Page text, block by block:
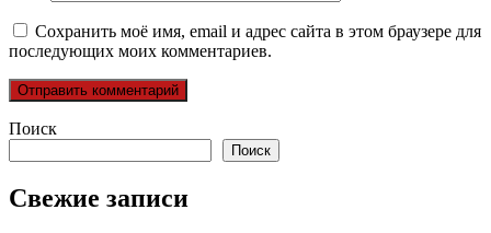
Сохранить моё имя, email и адрес сайта в этом браузере для
последующих моих комментариев.
Поиск
Поиск
Свежие записи